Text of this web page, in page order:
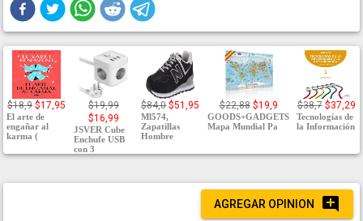
$18,9 $17,95
El arte de
engañar al
karma (
$19,99
$16,99
JSVER Cube
Enchufe USB
con 3
$84,0 $51,95
Ml574,
Zapatillas
Hombre
$22,88 $19,9
GOODS+GADGETS
Mapa Mundial Pa
$38,7 $37,29
Tecnologías de
la Información
AGREGAR OPINION